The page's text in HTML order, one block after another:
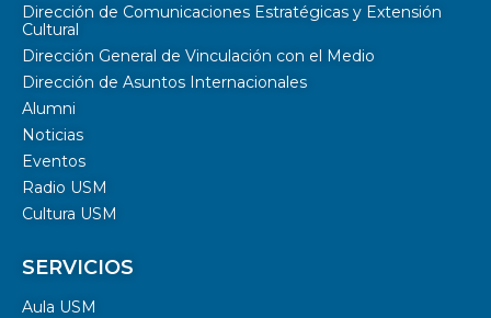
Dirección de Comunicaciones Estratégicas y Extensión
Cultural
Dirección General de Vinculación con el Medio
Dirección de Asuntos Internacionales
Alumni
Noticias
Eventos
Radio USM
Cultura USM
SERVICIOS
Aula USM